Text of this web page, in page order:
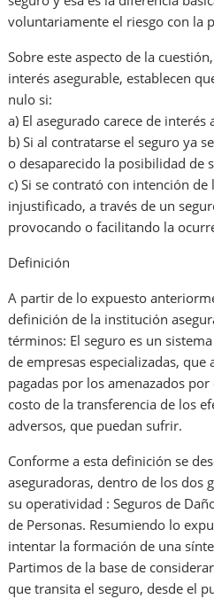
voluntariamente el riesgo con la
Sobre este aspecto de la
interés asegurable, establecen
nulo si:
a) El asegurado carece de interés
b) Si al contratarse el seguro ya
o desaparecido la posibilidad de
c) Si se contrató con intención
injustificado, a través de un
provocando o facilitando la
Definición
A partir de lo expuesto
definición de la institución
términos: El seguro es un
de empresas especializadas,
pagadas por los amenazados
costo de la transferencia de los
adversos, que puedan sufrir.
Conforme a esta definición se
aseguradoras, dentro de los dos
su operatividad : Seguros de
de Personas. Resumiendo lo
intentar la formación de una
Partimos de la base de
que transita el seguro, desde el